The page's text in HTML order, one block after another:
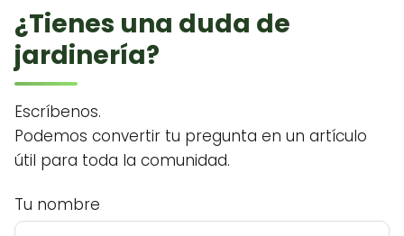
¿Tienes una duda de
jardinería?
Escríbenos.
Podemos convertir tu pregunta en un artículo
útil para toda la comunidad.
Tu nombre